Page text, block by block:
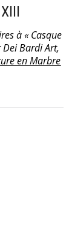
à « Casque
Dei Bardi Art,
en Marbre